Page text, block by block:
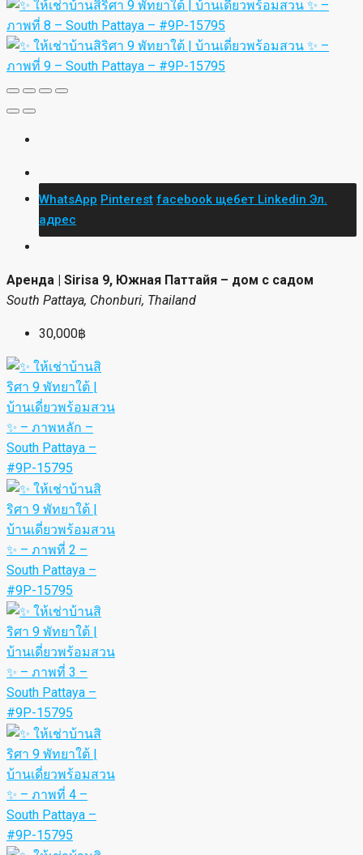
Copy Link
Line
WhatsApp
Telegram
Facebook
Email
Аренда | Sirisa 9, Южная Паттайя – дом с садом
South Pattaya, Chonburi, Thailand
30,000฿